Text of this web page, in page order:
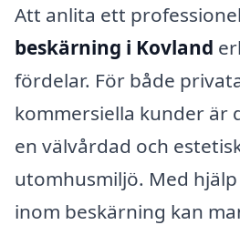
Att anlita ett
beskärning i Kovland
fördelar. För både
kommersiella kunder är
en välvårdad och
utomhusmiljö. Med
inom beskärning kan